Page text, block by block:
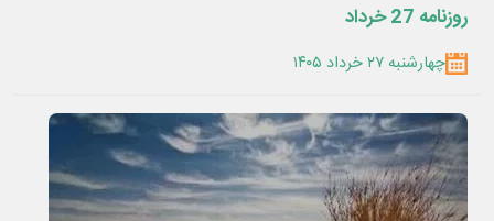
روزنامه 27 خرداد
چهارشنبه ۲۷ خرداد ۱۴۰۵